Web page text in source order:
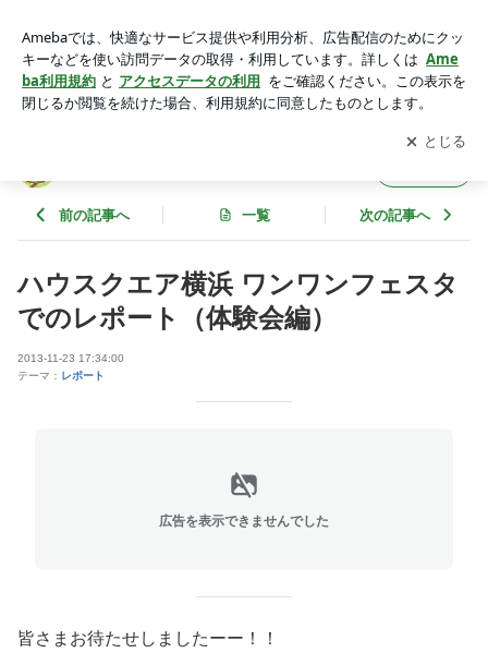
編） | Ｋ９ゲーム推進プロジェクトのブログ
アプリをダウンロードして ブログの更新通知
を受け取りまし
ょう。
開く
前の記事へ 一覧 次の記事へ
ハウスクエア横浜 ワンワンフェスタ
でのレポート（体験会編）
2013-11-23 17:34:00
テーマ： レポート
広告を表示できませんでした
皆さまお待たせしましたーー！！